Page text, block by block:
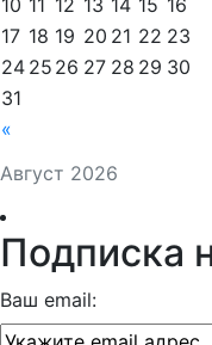
Август 2026
«
10 11 12 13 14 15 16
17 18 19 20 21 22 23
24 25 26 27 28 29 30
31
Подписка
Ваш email: